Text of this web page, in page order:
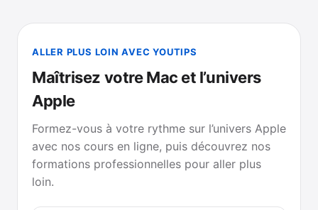
ALLER PLUS LOIN AVEC YOUTIPS
Maîtrisez votre Mac et l’univers
Apple
Formez-vous à votre rythme sur l’univers Apple
avec nos cours en ligne, puis découvrez nos
formations professionnelles pour aller plus
loin.